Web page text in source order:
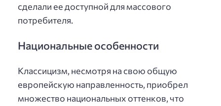
сделали ее доступной для массового
потребителя.
Национальные особенности
Классицизм, несмотря на свою общую
европейскую направленность, приобрел
множество национальных оттенков, что